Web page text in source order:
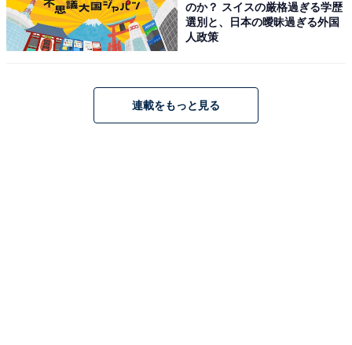
の動きについても注視されている。のか？ スイスの厳格過ぎる学歴
選別と、日本の曖昧過ぎる外国
人政策
連載をもっと見る